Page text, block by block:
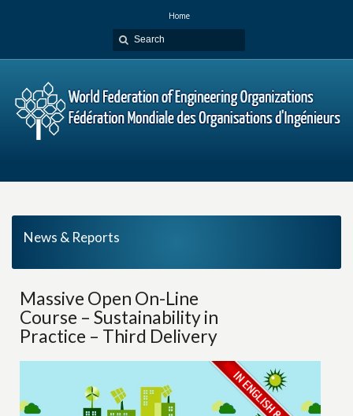
Home
News & Reports
Massive Open On-Line
Course – Sustainability in
Practice – Third Delivery